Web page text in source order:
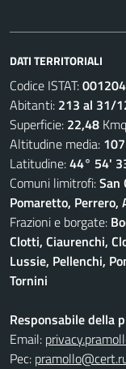
DATI TERRITORIALI
Codice ISTAT:001204
Abitanti: 213 al 31/
Superficie: 22,48
Altitudine media:
Latitudine:44° 54'
Comuni limitrofi:San
Pomaretto, Perrero,
Frazioni e borgate:
Clotti, Ciaurenchi,
Lussie, Pellenchi,
Tornini
Responsabile della
Email:
Pec: